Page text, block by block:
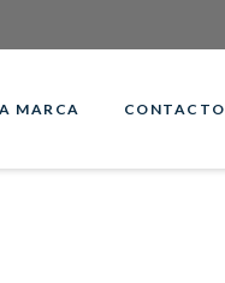
MARCA CONTACTO